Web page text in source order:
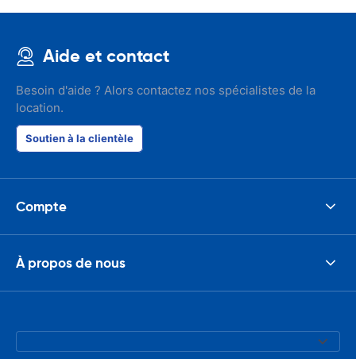
Aide et contact
Besoin d'aide ? Alors contactez nos spécialistes de la
location.
Soutien à la clientèle
Compte
À propos de nous